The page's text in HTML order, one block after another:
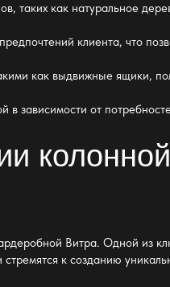
таких как натуральное
клиента, что
как выдвижные ящики,
в зависимости от
Витра. Одной из
к созданию